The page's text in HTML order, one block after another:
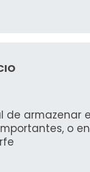
em
A
de armazenar
o